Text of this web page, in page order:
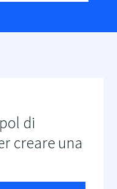
di
creare una